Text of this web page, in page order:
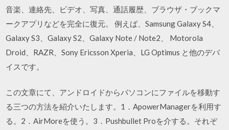
音楽、連絡先、ビデオ、写真、通話履歴、ブラウザ・ブックマ
ークアプリなどを完全に復元。 例えば、Samsung Galaxy S4、
Galaxy S3、Galaxy S2、Galaxy Note / Note2、 Motorola
Droid、RAZR、Sony Ericsson Xperia、LG Optimus と他のデバ
イスです。
この文章にて、アンドロイドからパソコンにファイルを移動す
る三つの方法を紹介いたします。1．ApowerManagerを利用す
る。2．AirMoreを使う。3．Pushbullet Proを介する。それぞ